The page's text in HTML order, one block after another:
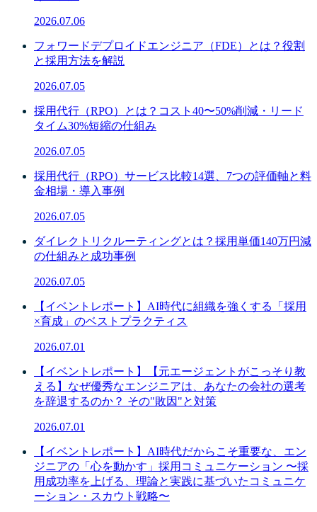
2026.07.06
フォワードデプロイドエンジニア（FDE）とは？役割
と採用方法を解説
2026.07.05
採用代行（RPO）とは？コスト40〜50%削減・リード
タイム30%短縮の仕組み
2026.07.05
採用代行（RPO）サービス比較14選、7つの評価軸と料
金相場・導入事例
2026.07.05
ダイレクトリクルーティングとは？採用単価140万円減
の仕組みと成功事例
2026.07.05
【イベントレポート】AI時代に組織を強くする「採用
×育成」のベストプラクティス
2026.07.01
【イベントレポート】【元エージェントがこっそり教
える】なぜ優秀なエンジニアは、あなたの会社の選考
を辞退するのか？ その"敗因"と対策
2026.07.01
【イベントレポート】AI時代だからこそ重要な、エン
ジニアの「心を動かす」採用コミュニケーション 〜採
用成功率を上げる、理論と実践に基づいたコミュニケ
ーション・スカウト戦略〜